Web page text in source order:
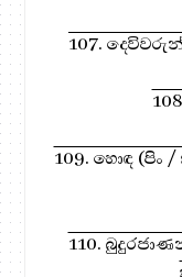
107.
109. හොඳ
110.